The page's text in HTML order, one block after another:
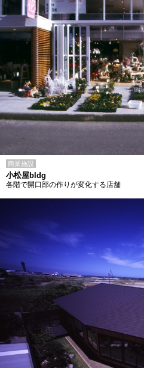
商業施設
小松屋bldg
各階で開口部の作りが変化する店舗